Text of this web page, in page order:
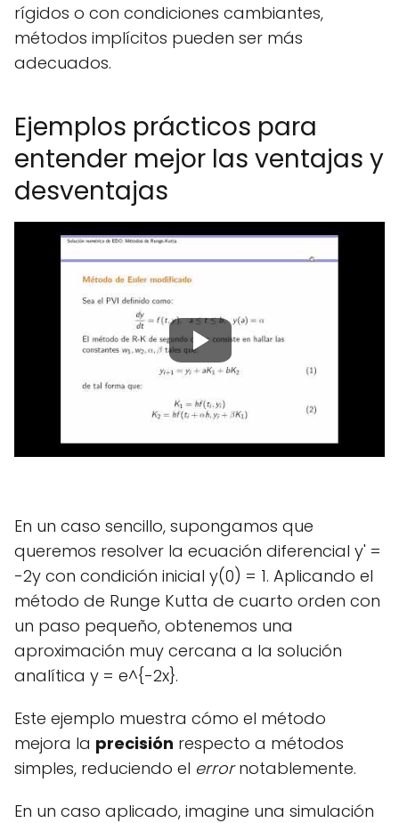
rígidos o con condiciones cambiantes,
métodos implícitos pueden ser más
adecuados.
Ejemplos prácticos para
entender mejor las ventajas y
desventajas
En un caso sencillo, supongamos que
queremos resolver la ecuación diferencial y' =
-2y con condición inicial y(0) = 1. Aplicando el
método de Runge Kutta de cuarto orden con
un paso pequeño, obtenemos una
aproximación muy cercana a la solución
analítica y = e^{-2x}.
Este ejemplo muestra cómo el método
mejora la precisión respecto a métodos
simples, reduciendo el errornotablemente.
En un caso aplicado, imagine una simulación